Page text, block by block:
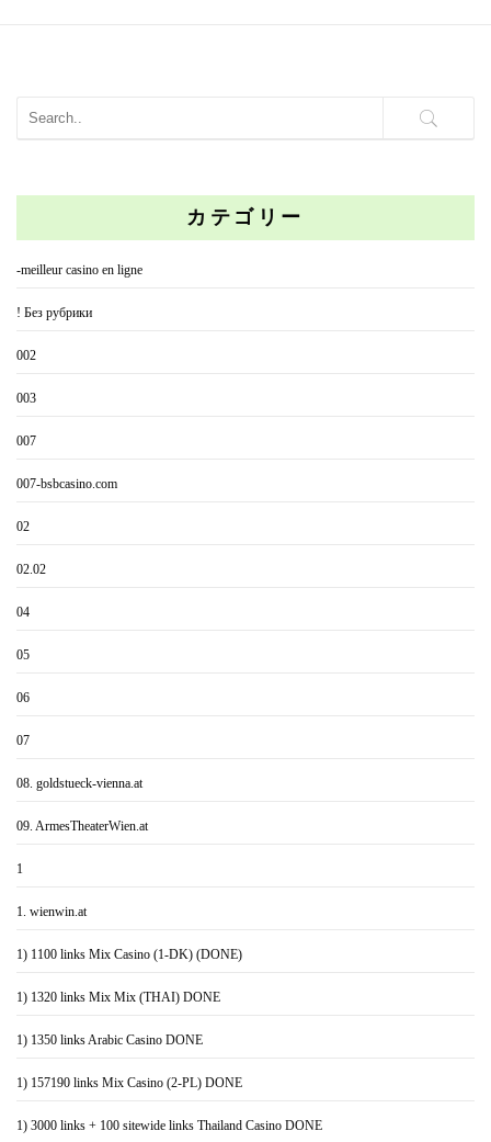
カテゴリー
-meilleur casino en ligne
! Без рубрики
002
003
007
007-bsbcasino.com
02
02.02
04
05
06
07
08. goldstueck-vienna.at
09. ArmesTheaterWien.at
1
1. wienwin.at
1) 1100 links Mix Casino (1-DK) (DONE)
1) 1320 links Mix Mix (THAI) DONE
1) 1350 links Arabic Casino DONE
1) 157190 links Mix Casino (2-PL) DONE
1) 3000 links + 100 sitewide links Thailand Casino DONE